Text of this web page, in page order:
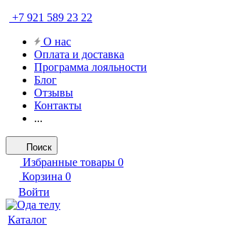
+7 921 589 23 22
О нас
Оплата и доставка
Программа лояльности
Блог
Отзывы
Контакты
...
Поиск
Избранные товары 0
Корзина 0
Войти
Каталог